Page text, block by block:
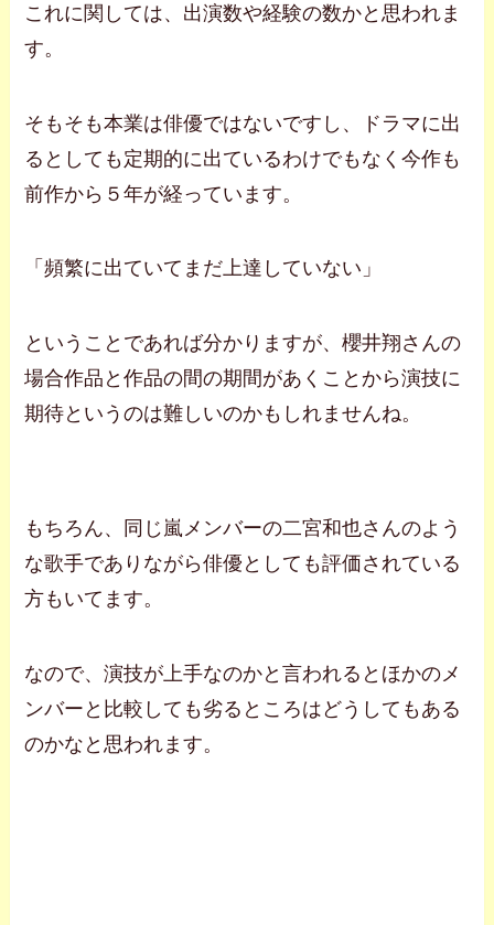
これに関しては、出演数や経験の数かと思われま
す。
そもそも本業は俳優ではないですし、ドラマに出
るとしても定期的に出ているわけでもなく今作も
前作から５年が経っています。
「頻繁に出ていてまだ上達していない」
ということであれば分かりますが、櫻井翔さんの
場合作品と作品の間の期間があくことから演技に
期待というのは難しいのかもしれませんね。
もちろん、同じ嵐メンバーの二宮和也さんのよう
な歌手でありながら俳優としても評価されている
方もいてます。
なので、演技が上手なのかと言われるとほかのメ
ンバーと比較しても劣るところはどうしてもある
のかなと思われます。